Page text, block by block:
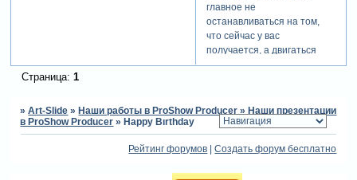
главное не
останавливаться на том,
что сейчас у вас
получается, а двигаться
вперед! смотрите работы
конечно учите практические
уроки и выложенные здесб
проекты! это все вместе
очень вам поможет в
Страница: 1
»Art-Slide » Наши работы в ProShow Producer » Наши презентации
в ProShow Producer » Happy Bırthday
Рейтинг форумов |Создать форум бесплатно